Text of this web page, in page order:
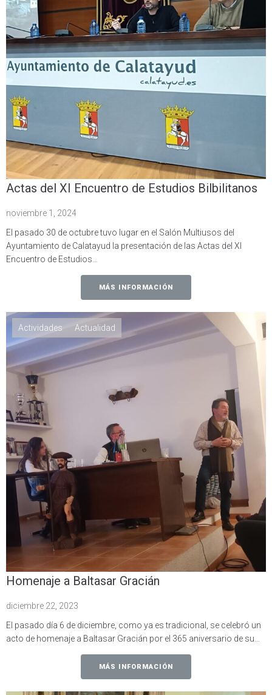
Actas del XI Encuentro de Estudios Bilbilitanos
noviembre 1, 2024
El pasado 30 de octubre tuvo lugar en el Salón Multiusos del
Ayuntamiento de Calatayud la presentación de las Actas del XI
Encuentro de Estudios…
MÁS INFORMACIÓN
Actividades Actualidad
Homenaje a Baltasar Gracián
diciembre 22, 2023
El pasado día 6 de diciembre, como ya es tradicional, se celebró un
acto de homenaje a Baltasar Gracián por el 365 aniversario de su…
MÁS INFORMACIÓN